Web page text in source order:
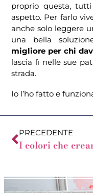
proprio questa,
aspetto. Per farlo
anche solo leggere
una bella
migliore per chi
lascia lì nelle sue
strada.
Io l’ho fatto e
PRECEDENTE